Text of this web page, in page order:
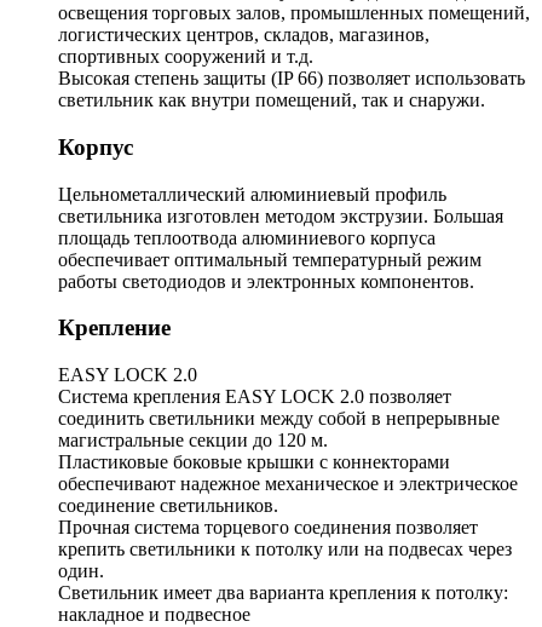
освещения торговых залов, промышленных помещений,
логистических центров, складов, магазинов,
спортивных сооружений и т.д.
Высокая степень защиты (IP 66) позволяет использовать
светильник как внутри помещений, так и снаружи.
Корпус
Цельнометаллический алюминиевый профиль
светильника изготовлен методом экструзии. Большая
площадь теплоотвода алюминиевого корпуса
обеспечивает оптимальный температурный режим
работы светодиодов и электронных компонентов.
Крепление
EASY LOCK 2.0
Система крепления EASY LOCK 2.0 позволяет
соединить светильники между собой в непрерывные
магистральные секции до 120 м.
Пластиковые боковые крышки с коннекторами
обеспечивают надежное механическое и электрическое
соединение светильников.
Прочная система торцевого соединения позволяет
крепить светильники к потолку или на подвесах через
один.
Светильник имеет два варианта крепления к потолку:
накладное и подвесное